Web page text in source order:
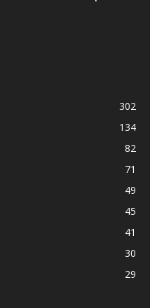
302
134
82
71
49
45
41
30
29